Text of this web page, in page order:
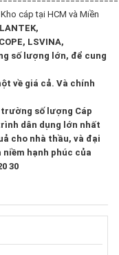
cáp tại HCM và Miền
LSVINA,
số lượng lớn, để cung
về giá cả. Và chính
số lượng Cáp
dân dụng lớn nhất
cho nhà thầu, và đại
niềm hạnh phúc của
30